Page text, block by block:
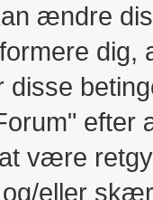
ændre
disse
efter
være
eller